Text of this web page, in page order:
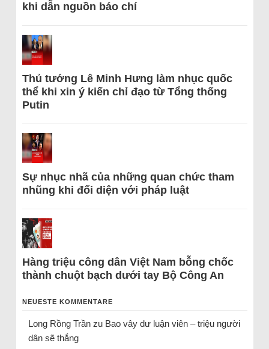
khi dẫn nguồn báo chí
Thủ tướng Lê Minh Hưng làm nhục quốc
thể khi xin ý kiến chỉ đạo từ Tổng thống
Putin
Sự nhục nhã của những quan chức tham
nhũng khi đối diện với pháp luật
Hàng triệu công dân Việt Nam bỗng chốc
thành chuột bạch dưới tay Bộ Công An
NEUESTE KOMMENTARE
Long Rồng Trầnzu Bao vây dư luận viên – triệu người
dân sẽ thắng